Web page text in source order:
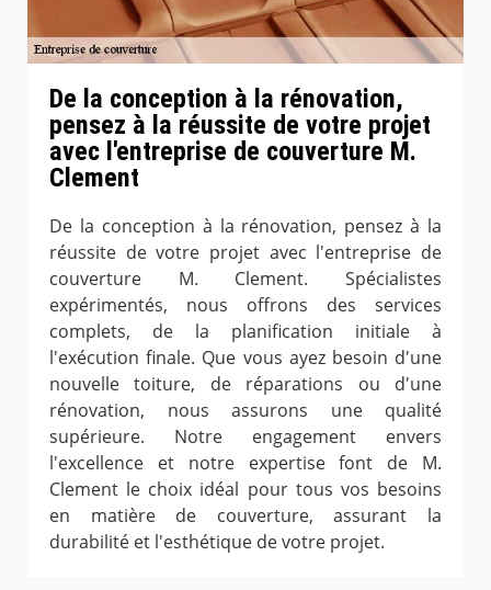
De la conception à la rénovation,
pensez à la réussite de votre projet
avec l'entreprise de couverture M.
Clement
De la conception à la rénovation, pensez à la
réussite de votre projet avec l'entreprise de
couverture M. Clement. Spécialistes
expérimentés, nous offrons des services
complets, de la planification initiale à
l'exécution finale. Que vous ayez besoin d'une
nouvelle toiture, de réparations ou d'une
rénovation, nous assurons une qualité
supérieure. Notre engagement envers
l'excellence et notre expertise font de M.
Clement le choix idéal pour tous vos besoins
en matière de couverture, assurant la
durabilité et l'esthétique de votre projet.